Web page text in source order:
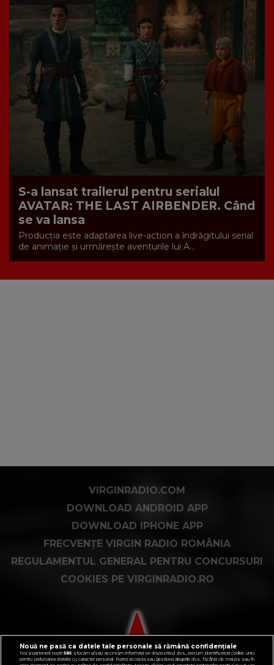
S-a lansat trailerul pentru serialul
AVATAR: THE LAST AIRBENDER. Când
se va lansa
Producția este adaptarea live-action a îndrăgitului serial
de animație și urmărește aventurile lui A...
VIRGINRADIO.COM
DOWNLOAD ANDROID APP
DOWNLOAD IPHONE APP
FRECVENȚE VIRGIN RADIO ROMÂNIA
REGULAMENTUL GENERAL PENTRU CONCURSURI
COOKIES PE VIRGINRADIO.RO
Nouă ne pasă ca datele tale personale să rămână confidențiale
Noi și partenerii noștri585 stocăm și/sau accesăm informații pe dispozitivul dvs., precum identificatorii cookie unici
pentru prelucrarea datelor cu caracter personal. Puteți accepta sau gestiona alegerile dvs. făcând clic mai jos sau în